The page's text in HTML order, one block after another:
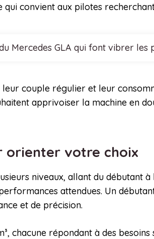
convient aux pilotes
Mercedes GLA qui font vibrer les
couple régulier et leur
apprivoiser la machine en
orienter votre choix
niveaux, allant du débutant
attendues. Un
et de précision.
chacune répondant à des